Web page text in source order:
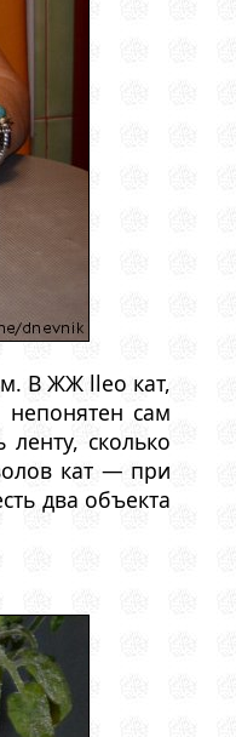
В ЖЖ lleo кат,
сам
сколько
кат — при
два объекта